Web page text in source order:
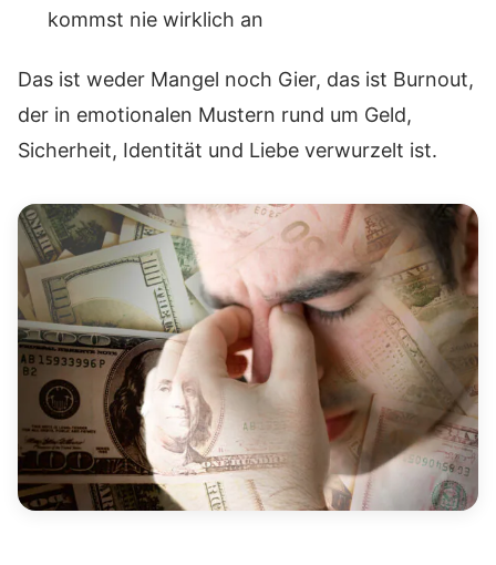
kommst nie wirklich an
Das ist weder Mangel noch Gier, das ist Burnout,
der in emotionalen Mustern rund um Geld,
Sicherheit, Identität und Liebe verwurzelt ist.